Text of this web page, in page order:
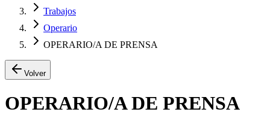
Trabajos
Operario
OPERARIO/A DE PRENSA
Volver
OPERARIO/A DE PRENSA